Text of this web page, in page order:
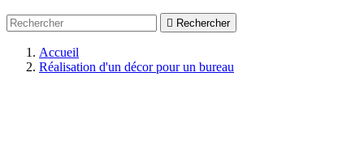
 Rechercher
Accueil
Réalisation d'un décor pour un bureau